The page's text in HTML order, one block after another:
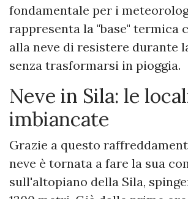
fondamentale per i
rappresenta la "base" termica
alla neve di resistere durante
senza trasformarsi in pioggia.
Neve in Sila: le
imbiancate
Grazie a questo
neve è tornata a fare la sua
sull'altopiano della Sila,